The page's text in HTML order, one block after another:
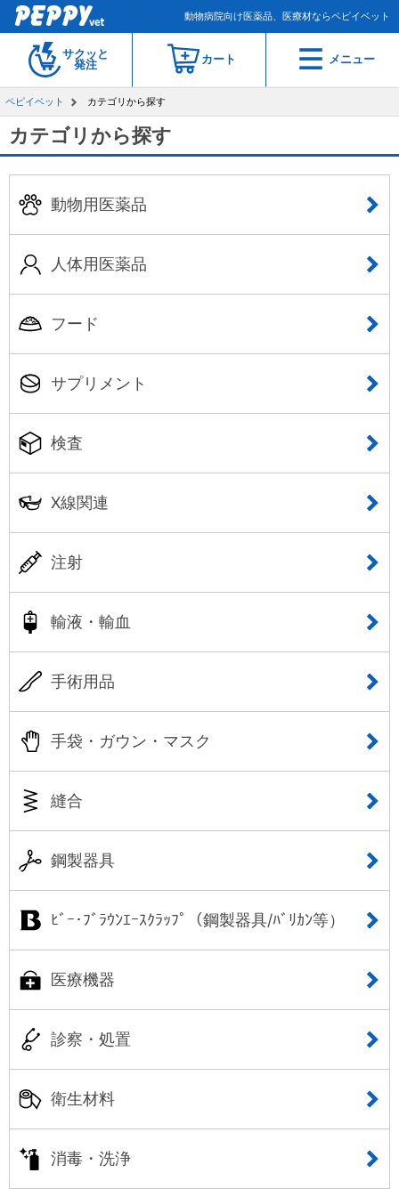
動物病院向け医薬品、医療材ならペピイベット
サクッと
発注
カート メニュー
ペピイベット カテゴリから探す
カテゴリから探す
動物用医薬品
人体用医薬品
フード
サプリメント
検査
X線関連
注射
輸液・輸血
手術用品
手袋・ガウン・マスク
縫合
鋼製器具
ﾋﾞｰ･ﾌﾞﾗｳﾝｴｰｽｸﾗｯﾌﾟ（鋼製器具/ﾊﾞﾘｶﾝ等）
医療機器
診察・処置
衛生材料
消毒・洗浄